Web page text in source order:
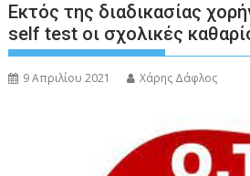
Εκτός της διαδικασίας
self test οι σχολικές
9 Απριλίου 2021 Χάρης Δάφλος